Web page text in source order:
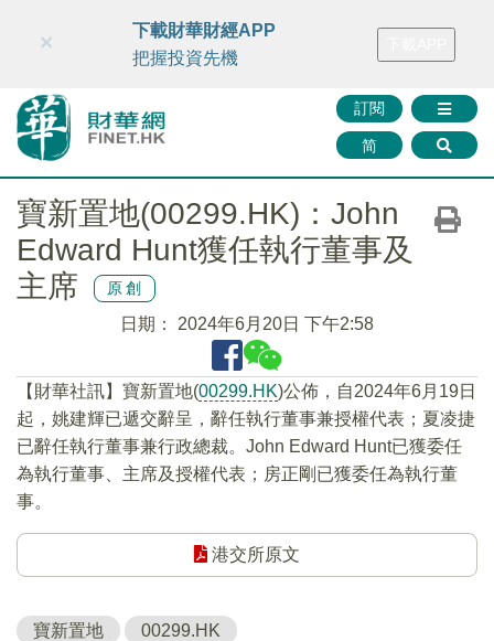
財華智庫網 FINTV FINMETA 財華證券 媒體矩陣
訂閱
简
×
下載財華財經APP
把握投資先機
寶新置地(00299.HK)：John
Edward Hunt獲任執行董事及
主席
原創
日期： 2024年6月20日 下午2:58
【財華社訊】寶新置地(00299.HK)公佈，自2024年6月19日
起，姚建輝已遞交辭呈，辭任執行董事兼授權代表；夏凌捷
已辭任執行董事兼行政總裁。John Edward Hunt已獲委任
為執行董事、主席及授權代表；房正剛已獲委任為執行董
事。
港交所原文
寶新置地 00299.HK